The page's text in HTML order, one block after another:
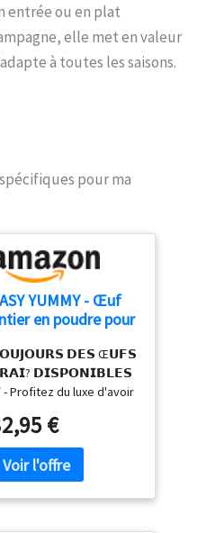
entrée ou en plat
elle met en valeur
à toutes les saisons.
pour ma
YUMMY - Œuf
en poudre pour
en poudre𝗗𝗘𝗦 Œ𝗨𝗙𝗦
𝗗𝗜𝗦𝗣𝗢𝗡𝗜𝗕𝗟𝗘𝗦
- Profitez du luxe d'avoir
à portée de main à
moment. Notre
d'œufs
vous garantit
ne jamais manquer de
€